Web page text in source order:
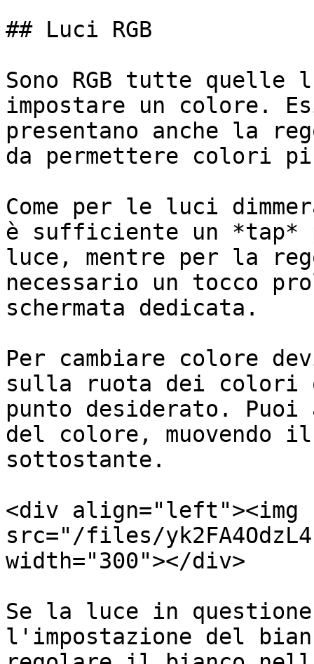
## Luci RGB
Sono RGB tutte quelle
impostare un colore.
presentano anche la
da permettere colori
Come per le luci
è sufficiente un *tap*
luce, mentre per la
necessario un tocco
schermata dedicata.
Per cambiare colore
sulla ruota dei colori
punto desiderato.
del colore, muovendo
sottostante.
<div align="left"><img
src="/files/
width="300"></div>
Se la luce in questione
l'impostazione del